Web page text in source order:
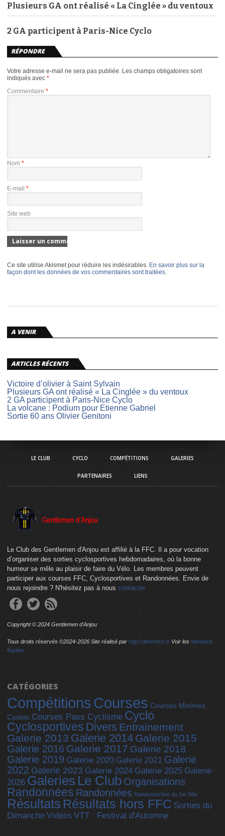
Plusieurs GA ont réalisé « La Cinglée » du ventoux
2 GA participent à Paris-Nice Cyclo
RÉPONDRE
Votre adresse e-mail ne sera pas publiée. Les champs obligatoires sont
indiqués avec *
Commentaire *
Nom *
E-mail *
Site web
Ce site utilise Akismet pour réduire les indésirables. En savoir plus sur la
façon dont les données de vos commentaires sont traitées
A VENIR
ARTICLES RÉCENTS
Victoire d’olivier à Saint Sylvain
Plusieurs GA ont réalisé « La Cinglée » du ventoux
2 GA participent à Paris-Nice Cyclo
La volcane : Podium pour Etienne Gabriel
Sortie 60 ans Olivier Genitoni
LE CLUB CYCLO COMPÉTITIONS GALERIES
PARTENAIRES LIENS
Le Club des Gentlemen d'Anjou est affilié à la FFC. Il a pour vocation
d’organiser des sorties cyclosportives hebdomadaires, où la bonne
humeur se mêle au plaisir de faire du Vélo. Les membres peuvent
participer aux courses FFC, Cyclosportives et Randonnées. Envie de
nous rejoindre ? N'hésitez pas à nous contacter
Copyright © 2024 Gentlemen d'Anjou
Tous droits réservés ©2024-2026 Site réalisé par http://dlebreton.fr Voir les Mentions
légales
CATÉGORIES
CompétitionsCourses Courses Minimes
Cadets Courses Pass Cyclisme Cyclo
Cyclosportives Divers Entrainement
Galerie 2013 Galerie 2014 Galerie 2015
Galerie 2016 Galerie 2017 Galerie 2018
Galerie 2019 Galerie 2020 Galerie 2021 Galerie
2022 Galerie 2023 Galerie 2024 Galerie 2025 Galerie
2026 Galeries Le Club Organisations
Randonnées Randonnées Randosportive du 1er Mai
Résultats Résultats hors FFC Sorties du
Dimanche Vidéos VTT : Festival d'Automne